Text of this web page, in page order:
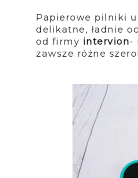
Papierowe pilniki
delikatne, ładnie
od firmy intervion-
zawsze różne